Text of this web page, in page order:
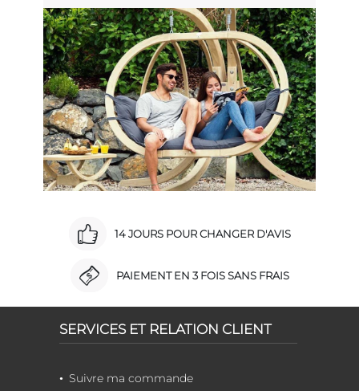
14 JOURS POUR CHANGER D'AVIS
PAIEMENT EN 3 FOIS SANS FRAIS
SERVICES ET RELATION CLIENT
Suivre ma commande